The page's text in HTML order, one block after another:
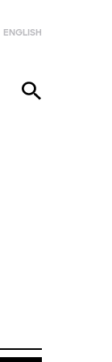
ENGLISH